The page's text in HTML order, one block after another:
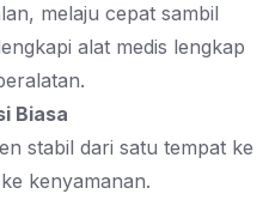
melaju cepat sambil
alat medis lengkap
Biasa
stabil dari satu tempat ke
kenyamanan.